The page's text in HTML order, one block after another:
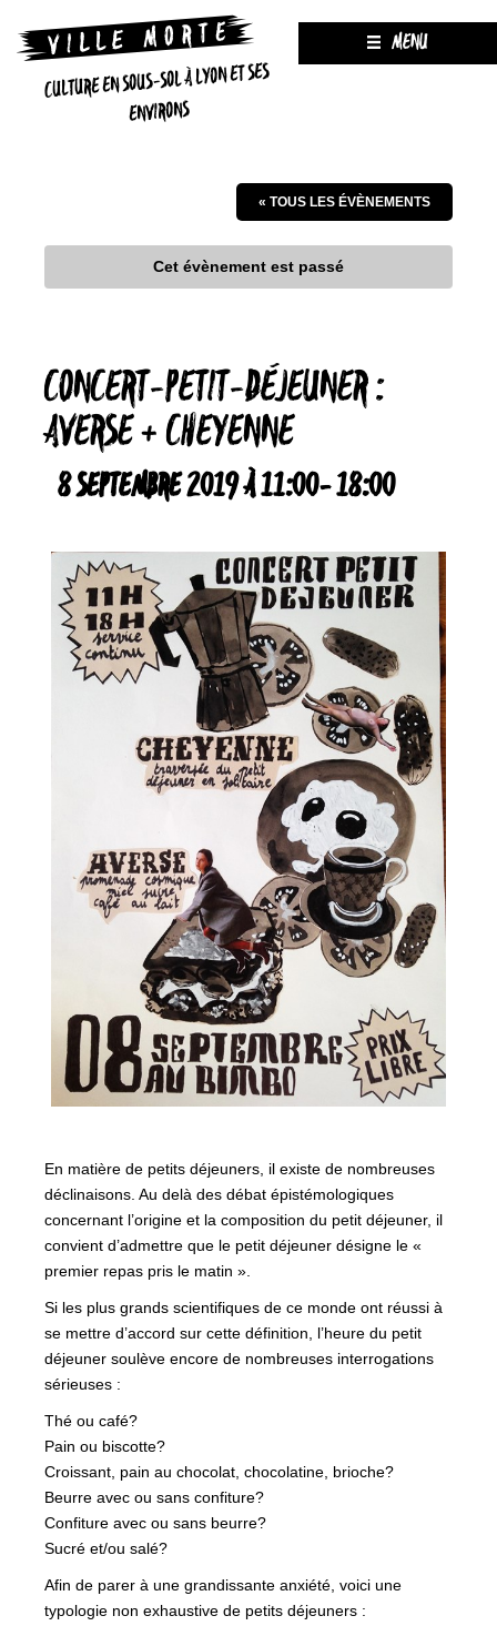
CULTURE EN SOUS-SOL À LYON ET SES
ENVIRONS
MENU
« TOUS LES ÉVÈNEMENTS
Cet évènement est passé
CONCERT-PETIT-DÉJEUNER :
AVERSE + CHEYENNE
8 SEPTEMBRE 2019 À 11:00-18:00
En matière de petits déjeuners, il existe de nombreuses
déclinaisons. Au delà des débat épistémologiques
concernant l’origine et la composition du petit déjeuner, il
convient d’admettre que le petit déjeuner désigne le «
premier repas pris le matin ».
Si les plus grands scientifiques de ce monde ont réussi à
se mettre d’accord sur cette définition, l’heure du petit
déjeuner soulève encore de nombreuses interrogations
sérieuses :
Thé ou café?
Pain ou biscotte?
Croissant, pain au chocolat, chocolatine, brioche?
Beurre avec ou sans confiture?
Confiture avec ou sans beurre?
Sucré et/ou salé?
Afin de parer à une grandissante anxiété, voici une
typologie non exhaustive de petits déjeuners :